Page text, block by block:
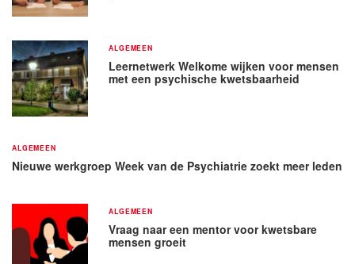
ALGEMEEN
Leernetwerk Welkome wijken voor mensen
met een psychische kwetsbaarheid
ALGEMEEN
Nieuwe werkgroep Week van de Psychiatrie zoekt meer leden
ALGEMEEN
Vraag naar een mentor voor kwetsbare
mensen groeit